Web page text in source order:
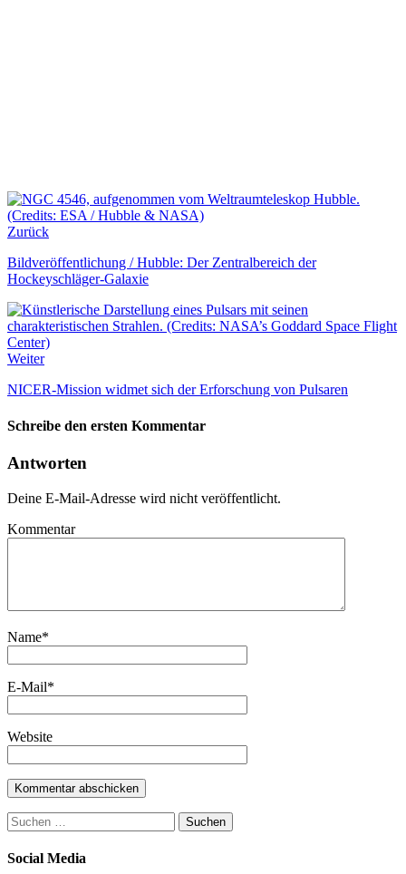
Zurück
Bildveröffentlichung / Hubble: Der Zentralbereich der
Hockeyschläger-Galaxie
Weiter
NICER-Mission widmet sich der Erforschung von Pulsaren
Schreibe den ersten Kommentar
Antworten
Deine E-Mail-Adresse wird nicht veröffentlicht.
Kommentar
Name*
E-Mail*
Website
Suchen
nach:
Social Media